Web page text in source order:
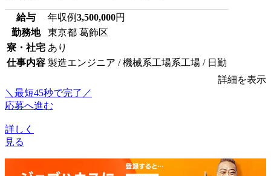
給与 年収例3,500,000円
勤務地
東京都 葛飾区
寮・社宅 あり
仕事内容 製造エンジニア / 機械系工場系工場 / 日勤
詳細を表示
＼最短45秒で完了／
応募へ進む
詳しく
見る